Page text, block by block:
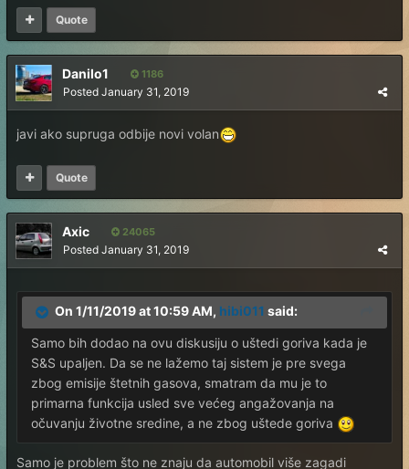
Quote
Danilo1 1186
Posted January 31, 2019
javi ako supruga odbije novi volan
Quote
Axic 24065
Posted January 31, 2019
On 1/11/2019 at 10:59 AM, hibi011 said:
Samo bih dodao na ovu diskusiju o uštedi goriva kada je
S&S upaljen. Da se ne lažemo taj sistem je pre svega
zbog emisije štetnih gasova, smatram da mu je to
primarna funkcija usled sve većeg angažovanja na
očuvanju životne sredine, a ne zbog uštede goriva
Samo je problem što ne znaju da automobil više zagadi